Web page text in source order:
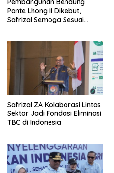
Pembangunan Bendung
Pante Lhong II Dikebut,
Safrizal Semoga Sesuai
Safrizal ZA Kolaborasi Lintas
Sektor Jadi Fondasi Eliminasi
TBC di Indonesia